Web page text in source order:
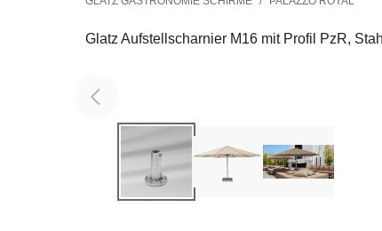
Glatz Aufstellscharnier M16 mit Profil PzR,